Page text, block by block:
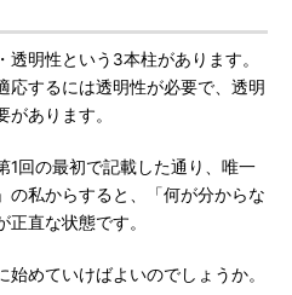
明性という3本柱があります。
応するには透明性が必要で、透明
あります。
回の最初で記載した通り、唯一
の私からすると、「何が分からな
直な状態です。
めていけばよいのでしょうか。